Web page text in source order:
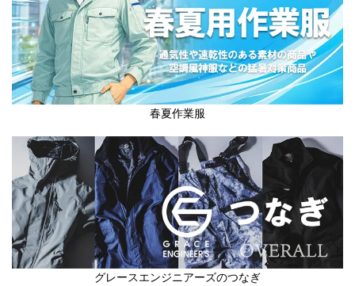
春夏作業服
グレースエンジニアーズのつなぎ